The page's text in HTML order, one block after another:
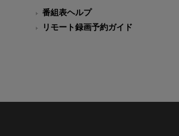
番組表ヘルプ
リモート録画予約ガイド